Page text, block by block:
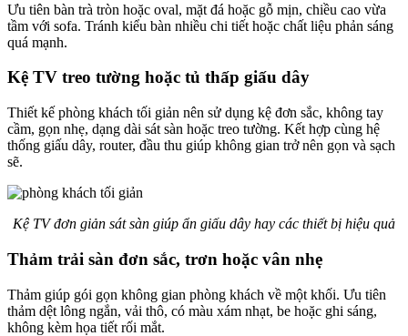
Ưu tiên bàn trà tròn hoặc oval, mặt đá hoặc gỗ mịn, chiều cao vừa
tầm với sofa. Tránh kiểu bàn nhiều chi tiết hoặc chất liệu phản sáng
quá mạnh.
Kệ TV treo tường hoặc tủ thấp giấu dây
Thiết kế phòng khách tối giản nên sử dụng kệ đơn sắc, không tay
cầm, gọn nhẹ, dạng dài sát sàn hoặc treo tường. Kết hợp cùng hệ
thống giấu dây, router, đầu thu giúp không gian trở nên gọn và sạch
sẽ.
Kệ TV đơn giản sát sàn giúp ẩn giấu dây hay các thiết bị hiệu quả
Thảm trải sàn đơn sắc, trơn hoặc vân nhẹ
Thảm giúp gói gọn không gian phòng khách về một khối. Ưu tiên
thảm dệt lông ngắn, vải thô, có màu xám nhạt, be hoặc ghi sáng,
không kèm họa tiết rối mắt.